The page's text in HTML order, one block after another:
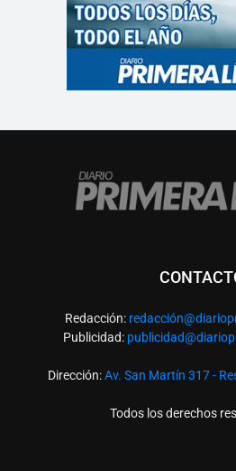
Redacción: redacció
Publicidad:
Dirección:Av. San Martín 317 -
Todos los derechos